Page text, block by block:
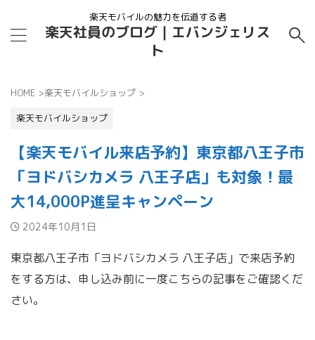
楽天モバイルの魅力を伝道する者
楽天社員のブログ｜エバンジェリス
ト
HOME >楽天モバイルショップ >
楽天モバイルショップ
【楽天モバイル来店予約】東京都八王子市
「ヨドバシカメラ 八王子店」も対象！最
大14,000P進呈キャンペーン
2024年10月1日
東京都八王子市「ヨドバシカメラ 八王子店」で来店予約
をする方は、申し込み前に一度こちらの記事をご確認くだ
さい。